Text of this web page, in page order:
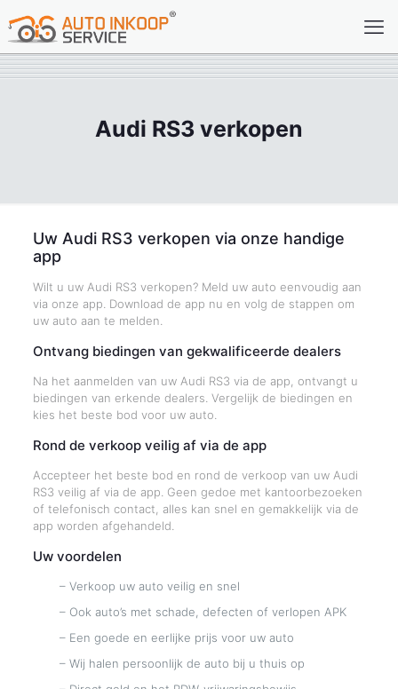
Audi RS3 verkopen
Uw Audi RS3 verkopen via onze handige
app
Wilt u uw Audi RS3 verkopen? Meld uw auto eenvoudig aan
via onze app. Download de app nu en volg de stappen om
uw auto aan te melden.
Ontvang biedingen van gekwalificeerde dealers
Na het aanmelden van uw Audi RS3 via de app, ontvangt u
biedingen van erkende dealers. Vergelijk de biedingen en
kies het beste bod voor uw auto.
Rond de verkoop veilig af via de app
Accepteer het beste bod en rond de verkoop van uw Audi
RS3 veilig af via de app. Geen gedoe met kantoorbezoeken
of telefonisch contact, alles kan snel en gemakkelijk via de
app worden afgehandeld.
Uw voordelen
– Verkoop uw auto veilig en snel
– Ook auto’s met schade, defecten of verlopen APK
– Een goede en eerlijke prijs voor uw auto
– Wij halen persoonlijk de auto bij u thuis op